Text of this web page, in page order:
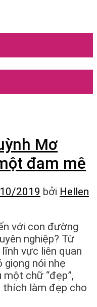
Mơ
đam mê
2019 bởi Hellen
với con đường
nghiệp? Từ
vực liên quan
nói nhẹ
một chữ “đẹp”,
làm đẹp cho